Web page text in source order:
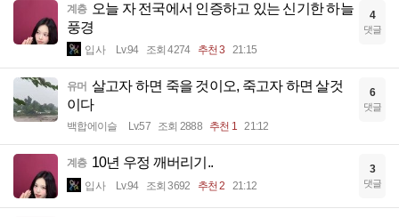
계층 오늘 자 전국에서 인증하고 있는 신기한 하늘
풍경
입사 Lv.94 조회 4274 추천 3 21:15
4
댓글
유머 살고자 하면 죽을 것이오, 죽고자 하면 살것
이다
백합에이슬 Lv.57 조회 2888 추천 1 21:12
6
댓글
계층 10년 우정 깨버리기..
입사 Lv.94 조회 3692 추천 2 21:12
3
댓글